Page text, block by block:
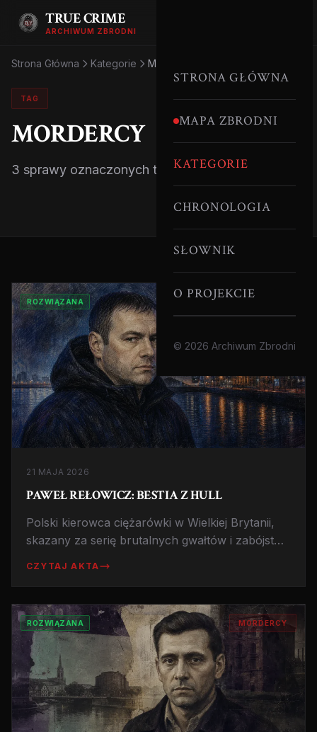
TRUE CRIME
ARCHIWUM ZBRODNI
STRONA GŁÓWNA
MAPA ZBRODNI
KATEGORIE
CHRONOLOGIA
SŁOWNIK
O PROJEKCIE
© 2026 Archiwum Zbrodni
Strona Główna Kategorie Mordercy
TAG
MORDERCY
3 sprawy oznaczonych tym tagiem.
ROZWIĄZANA
21 MAJA 2026
PAWEŁ REŁOWICZ: BESTIA Z HULL
Polski kierowca ciężarówki w Wielkiej Brytanii,
skazany za serię brutalnych gwałtów i zabójstwo
CZYTAJ AKTA
ROZWIĄZANA MORDERCY